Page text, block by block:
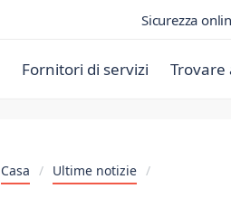
Sicurezza
Fornitori di servizi Trovare
Casa / Ultime notizie /